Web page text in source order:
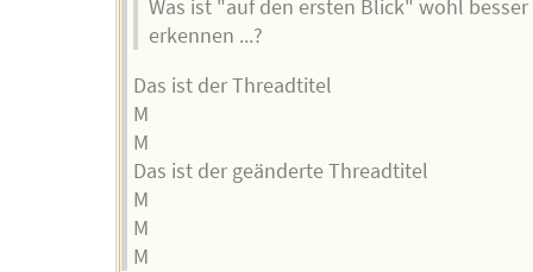
Was ist "auf den ersten Blick" wohl besser
erkennen ...?
Das ist der Threadtitel
M
M
Das ist der geänderte Threadtitel
M
M
M